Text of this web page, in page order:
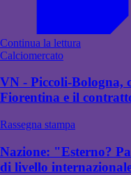
Continua la lettura
Calciomercato
VN - Piccoli-Bologna,
Fiorentina e il
Rassegna stampa
Nazione: "Esterno?
di livello